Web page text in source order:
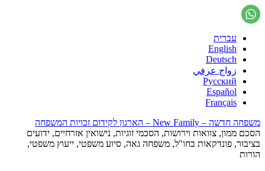
עברית
English
Deutsch
زواج عرفي
Русский
Español
Français
משפחה חדשה – New Family – הארגון לקידום זכויות המשפחה
הסכם ממון, צוואות וירושות, הסכמי זוגיות, נישואין אזרחיים, ידועים
בציבור, פונדקאות בחו"ל, משפחה גאה, סיוע משפטי, ייעוץ משפטי,
הורות